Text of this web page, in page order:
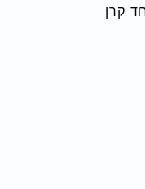
קרן